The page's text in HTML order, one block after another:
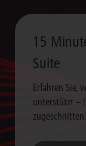
15
Suite
Erfahren Sie,
unterstützt –
zugeschnitten.